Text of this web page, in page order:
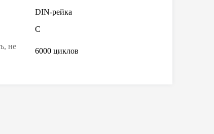
DIN-рейка
C
не
6000 циклов